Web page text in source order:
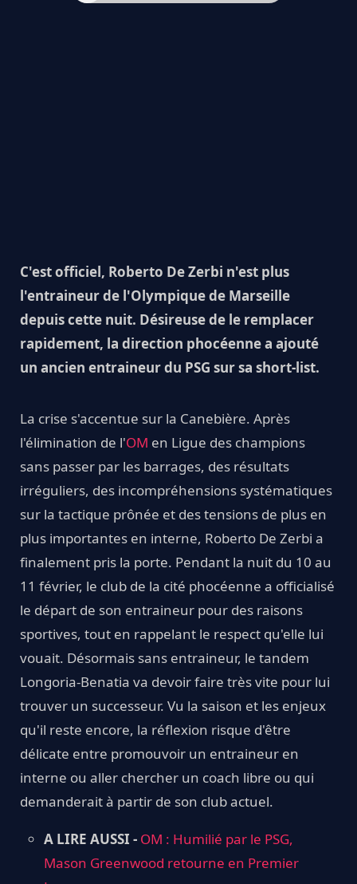
C'est officiel, Roberto De Zerbi n'est plus
l'entraineur de l'Olympique de Marseille
depuis cette nuit. Désireuse de le remplacer
rapidement, la direction phocéenne a ajouté
un ancien entraineur du PSG sur sa short-list.
La crise s'accentue sur la Canebière. Après
l'élimination de l'OM en Ligue des champions
sans passer par les barrages, des résultats
irréguliers, des incompréhensions systématiques
sur la tactique prônée et des tensions de plus en
plus importantes en interne, Roberto De Zerbi a
finalement pris la porte. Pendant la nuit du 10 au
11 février, le club de la cité phocéenne a officialisé
le départ de son entraineur pour des raisons
sportives, tout en rappelant le respect qu'elle lui
vouait. Désormais sans entraineur, le tandem
Longoria-Benatia va devoir faire très vite pour lui
trouver un successeur. Vu la saison et les enjeux
qu'il reste encore, la réflexion risque d'être
délicate entre promouvoir un entraineur en
interne ou aller chercher un coach libre ou qui
demanderait à partir de son club actuel.
A LIRE AUSSI - OM : Humilié par le PSG,
Mason Greenwood retourne en Premier